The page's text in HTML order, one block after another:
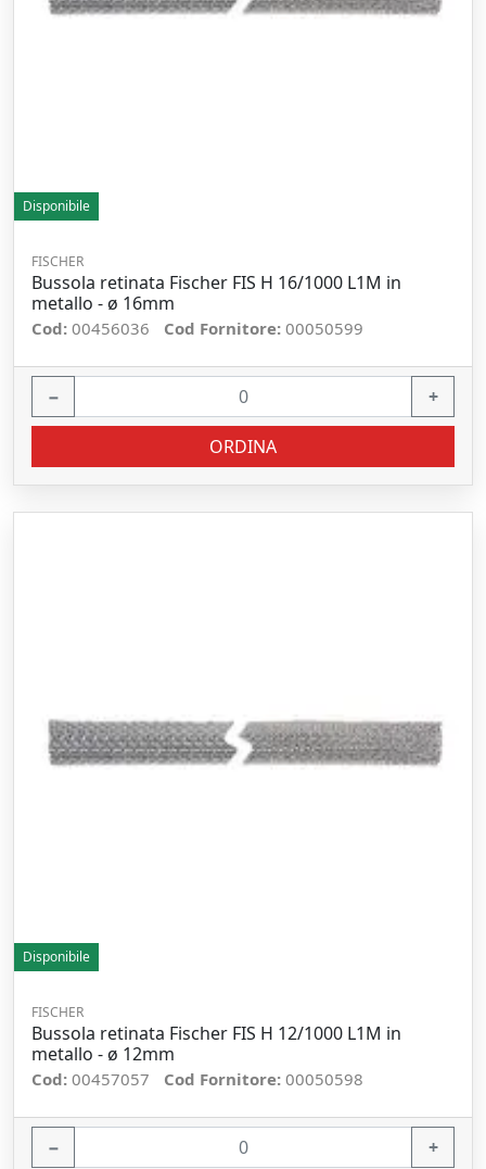
Disponibile
FISCHER
Bussola retinata Fischer FIS H 16/1000 L1M in
metallo - ø 16mm
Cod: 00456036 Cod Fornitore: 00050599
− +
ORDINA
Disponibile
FISCHER
Bussola retinata Fischer FIS H 12/1000 L1M in
metallo - ø 12mm
Cod: 00457057 Cod Fornitore: 00050598
− +